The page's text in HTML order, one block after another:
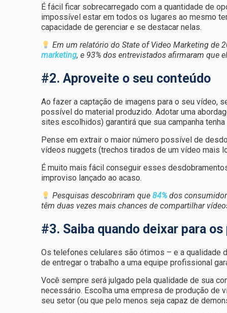
É fácil ficar sobrecarregado com a quantidade de
impossível estar em todos os lugares ao mesmo
capacidade de gerenciar e se destacar nelas.
Em um relatório do State of Video Marketing de
marketing, e 93% dos entrevistados afirmaram que
#2. Aproveite o seu conteúdo
Ao fazer a captação de imagens para o seu vídeo,
possível do material produzido. Adotar uma
sites escolhidos) garantirá que sua campanha
Pense em extrair o maior número possível de
vídeos nuggets (trechos tirados de um vídeo mais
É muito mais fácil conseguir esses
improviso lançado ao acaso.
Pesquisas descobriram que84% dos
têm duas vezes mais chances de compartilhar
#3. Saiba quando deixar para
Os telefones celulares são ótimos – e a qualidade
de entregar o trabalho a uma equipe profissional
Você sempre será julgado pela qualidade de sua
necessário. Escolha uma empresa de produção de
seu setor (ou que pelo menos seja capaz de